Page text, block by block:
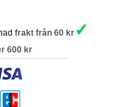
frakt från 60 kr ✓
600 kr